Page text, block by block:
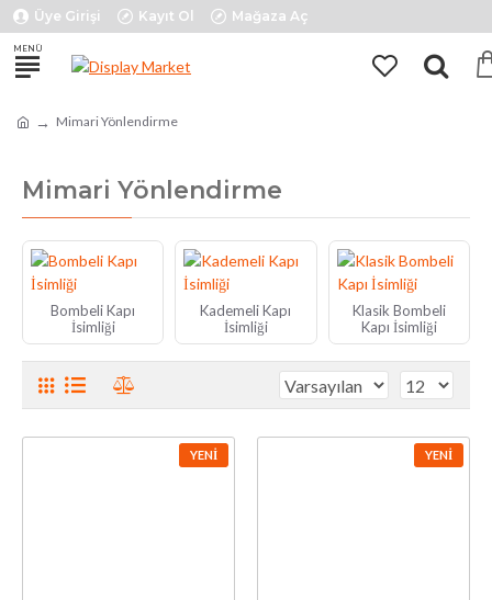
Üye Girişi Kayıt Ol Mağaza Aç
Mimari Yönlendirme
Mimari Yönlendirme
Bombeli Kapı
İsimliği
Kademeli Kapı
İsimliği
Klasik Bombeli
Kapı İsimliği
YENI YENI